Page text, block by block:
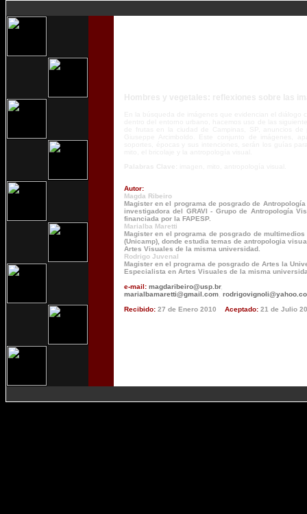
Autor:
Magda Ribeiro
Magister en el programa de posgrado de Antropología
investigadora del GRAVI - Grupo de Antropología
financiada por la FAPESP.
Marialba Maretti
Magister en el programa de posgrado de
(Unicamp), donde estudia temas de antropologia
Artes Visuales de la misma universidad.
Rodrigo Juvenal
Magister en el programa de posgrado de Artes la
Especialista en Artes Visuales de la misma
e-mail: magdaribeiro@usp.br,
marialbamaretti@gmail.com
Recibido: 27 de Enero 2010 Aceptado: 21 de Julio